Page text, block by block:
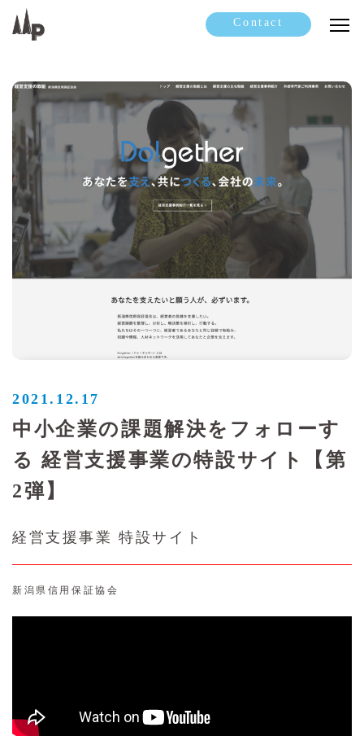
Contact
2021.12.17
中小企業の課題解決をフォローす
る 経営支援事業の特設サイト【第
2弾】
経営支援事業 特設サイト
新潟県信用保証協会